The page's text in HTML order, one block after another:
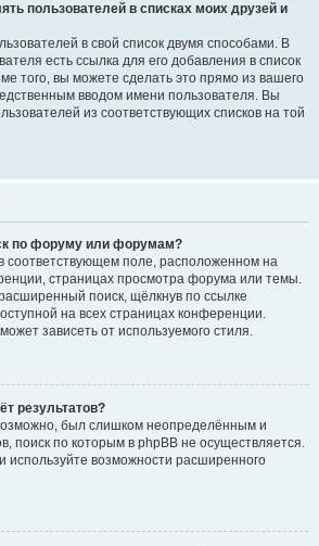
пользователей в списках моих друзей и
в свой список двумя способами. В
есть ссылка для его добавления в список
того, вы можете сделать это прямо из вашего
вводом имени пользователя. Вы
из соответствующих списков на той
по форуму или форумам?
соответствующем поле, расположенном на
страницах просмотра форума или темы.
поиск, щёлкнув по ссылке
на всех страницах конференции.
зависеть от используемого стиля.
результатов?
был слишком неопределённым и
поиск по которым в phpBB не осуществляется.
используйте возможности расширенного